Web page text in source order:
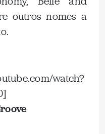
outros nomes a
watch?